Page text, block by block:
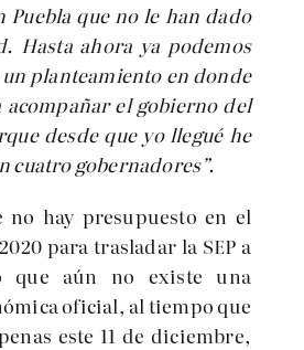
Puebla que no le han dado
Hasta ahora ya podemos
planteamiento en donde
acompañar el gobierno del
desde que yo llegué he
cuatro gobernadores”.
no hay presupuesto en el
para trasladar la SEP a
que aún no existe una
oficial, al tiempo que
este 11 de diciembre,